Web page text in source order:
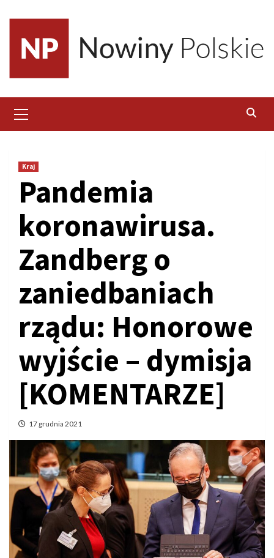
content
Menu
Kraj
Pandemia
koronawirusa.
Zandberg o
zaniedbaniach
rządu: Honorowe
wyjście – dymisja
[KOMENTARZE]
17 grudnia 2021